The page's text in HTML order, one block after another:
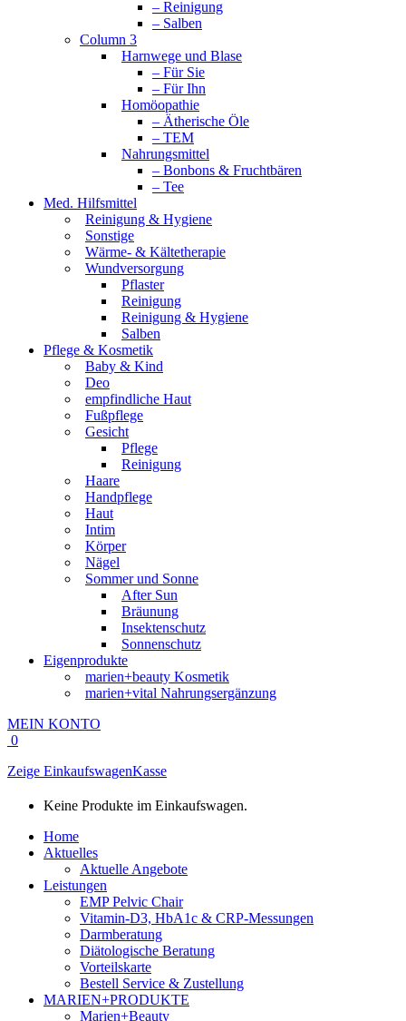
– Reinigung
– Salben
Column 3
Harnwege und Blase
– Für Sie
– Für Ihn
Homöopathie
– Ätherische Öle
– TEM
Nahrungsmittel
– Bonbons & Fruchtbären
– Tee
Med. Hilfsmittel
Reinigung & Hygiene
Sonstige
Wärme- & Kältetherapie
Wundversorgung
Pflaster
Reinigung
Reinigung & Hygiene
Salben
Pflege & Kosmetik
Baby & Kind
Deo
empfindliche Haut
Fußpflege
Gesicht
Pflege
Reinigung
Haare
Handpflege
Haut
Intim
Körper
Nägel
Sommer und Sonne
After Sun
Bräunung
Insektenschutz
Sonnenschutz
Eigenprodukte
marien+beauty Kosmetik
marien+vital Nahrungsergänzung
MEIN KONTO
0
Zeige EinkaufswagenKasse
Keine Produkte im Einkaufswagen.
Home
Aktuelles
Aktuelle Angebote
Leistungen
EMP Pelvic Chair
Vitamin-D3, HbA1c & CRP-Messungen
Darmberatung
Diätologische Beratung
Vorteilskarte
Bestell Service & Zustellung
MARIEN+PRODUKTE
Marien+Beauty